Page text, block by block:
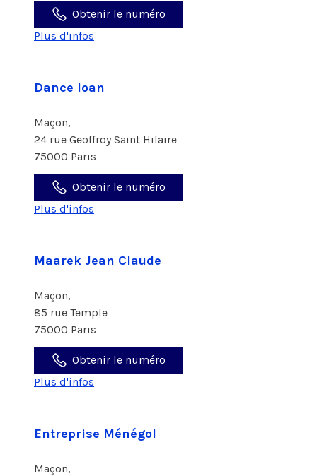
Obtenir le numéro
Plus d'infos
Dance Ioan
Maçon,
24 rue Geoffroy Saint Hilaire
75000 Paris
Obtenir le numéro
Plus d'infos
Maarek Jean Claude
Maçon,
85 rue Temple
75000 Paris
Obtenir le numéro
Plus d'infos
Entreprise Ménégol
Maçon,